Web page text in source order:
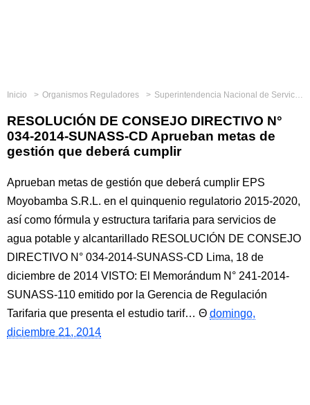
Inicio Organismos Reguladores Superintendencia Nacional de Servicios de Saneamiento
RESOLUCIÓN DE CONSEJO DIRECTIVO N°
034-2014-SUNASS-CD Aprueban metas de
gestión que deberá cumplir
Aprueban metas de gestión que deberá cumplir EPS
Moyobamba S.R.L. en el quinquenio regulatorio 2015-2020,
así como fórmula y estructura tarifaria para servicios de
agua potable y alcantarillado RESOLUCIÓN DE CONSEJO
DIRECTIVO N° 034-2014-SUNASS-CD Lima, 18 de
diciembre de 2014 VISTO: El Memorándum N° 241-2014-
SUNASS-110 emitido por la Gerencia de Regulación
Tarifaria que presenta el estudio tarif…
domingo,
diciembre 21, 2014